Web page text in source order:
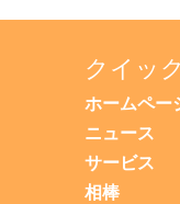
クイッ
ホームペー
ニュース
サービス
相棒